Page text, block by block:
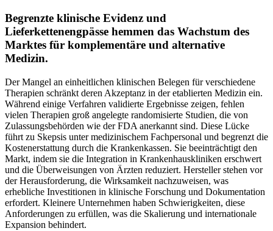
Begrenzte klinische Evidenz und
Lieferkettenengpässe hemmen das Wachstum des
Marktes für komplementäre und alternative
Medizin.
Der Mangel an einheitlichen klinischen Belegen für verschiedene
Therapien schränkt deren Akzeptanz in der etablierten Medizin ein.
Während einige Verfahren validierte Ergebnisse zeigen, fehlen
vielen Therapien groß angelegte randomisierte Studien, die von
Zulassungsbehörden wie der FDA anerkannt sind. Diese Lücke
führt zu Skepsis unter medizinischem Fachpersonal und begrenzt die
Kostenerstattung durch die Krankenkassen. Sie beeinträchtigt den
Markt, indem sie die Integration in Krankenhauskliniken erschwert
und die Überweisungen von Ärzten reduziert. Hersteller stehen vor
der Herausforderung, die Wirksamkeit nachzuweisen, was
erhebliche Investitionen in klinische Forschung und Dokumentation
erfordert. Kleinere Unternehmen haben Schwierigkeiten, diese
Anforderungen zu erfüllen, was die Skalierung und internationale
Expansion behindert.